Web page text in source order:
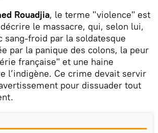
Rouadjia, le terme "violence" est
le massacre, qui, selon lui,
sang-froid par la soldatesque
par la panique des colons, la peur
française" et une haine
l’indigène. Ce crime devait servir
pour dissuader tout